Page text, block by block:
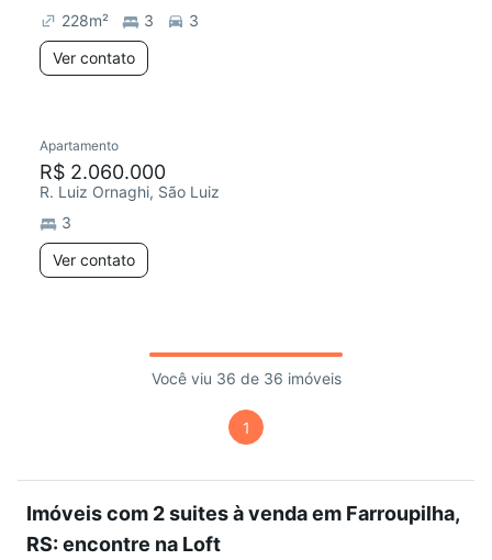
228m² 3
3
Ver contato
Apartamento
R$ 2.060.000
R. Luiz Ornaghi, São Luiz
3
Ver contato
Você viu 36 de 36 imóveis
1
Imóveis com 2 suites à venda em Farroupilha,
RS: encontre na Loft